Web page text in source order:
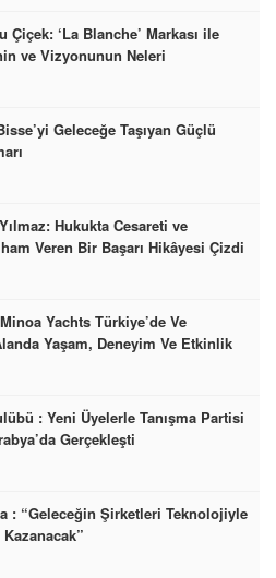
Çiçek: ‘La Blanche’ Markası ile
ve Vizyonunun Neleri
En Güzel Örneğini Sunuyor
Geleceğe Taşıyan Güçlü
Hukukta Cesareti ve
Veren Bir Başarı Hikâyesi Çizdi
Yachts Türkiye’de Ve
Yaşam, Deneyim Ve Etkinlik
: Yeni Üyelerle Tanışma Partisi
Gerçekleşti
: “Geleceğin Şirketleri Teknolojiyle